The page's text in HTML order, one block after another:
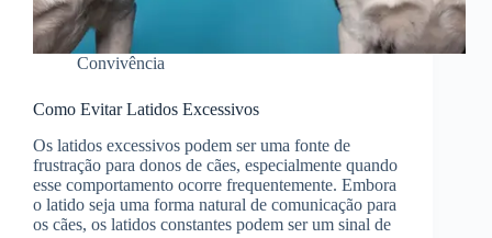
Convivência
Como Evitar Latidos Excessivos
Os latidos excessivos podem ser uma fonte de
frustração para donos de cães, especialmente quando
esse comportamento ocorre frequentemente. Embora
o latido seja uma forma natural de comunicação para
os cães, os latidos constantes podem ser um sinal de